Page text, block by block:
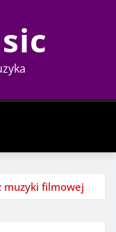
muzyki filmowej